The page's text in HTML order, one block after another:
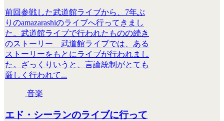
前回参戦した武道館ライブから、7年ぶ
りのamazarashiのライブへ行ってきまし
た。武道館ライブで行われたものの続き
のストーリー 武道館ライブでは、ある
ストーリーをもとにライブが行われまし
た。ざっくりいうと、言論統制がとても
厳しく行われて...
音楽
エド・シーランのライブに行って